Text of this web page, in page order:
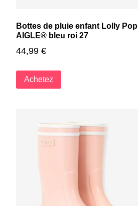
Bottes de pluie enfant Lolly Pop
AIGLE® bleu roi 27
44,99 €
Achetez